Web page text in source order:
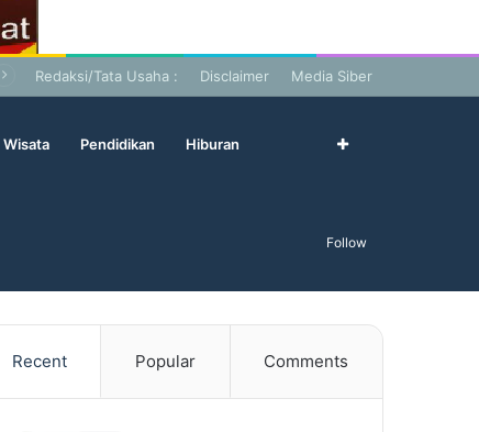
Redaksi/Tata Usaha : Disclaimer Media Siber
Wisata Pendidikan Hiburan
Follow
Recent Popular Comments